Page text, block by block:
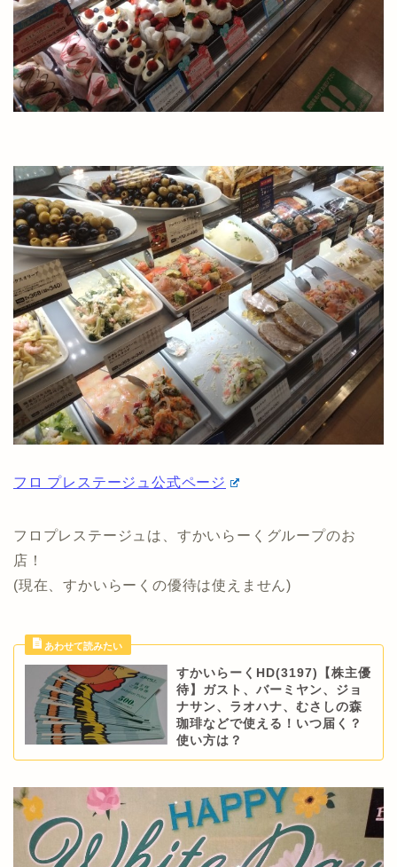
フロ プレステージュ公式ページ
フロプレステージュは、すかいらーくグループのお
店！
(現在、すかいらーくの優待は使えません)
すかいらーくHD(3197)【株主優
待】ガスト、バーミヤン、ジョ
ナサン、ラオハナ、むさしの森
珈琲などで使える！いつ届く？
使い方は？